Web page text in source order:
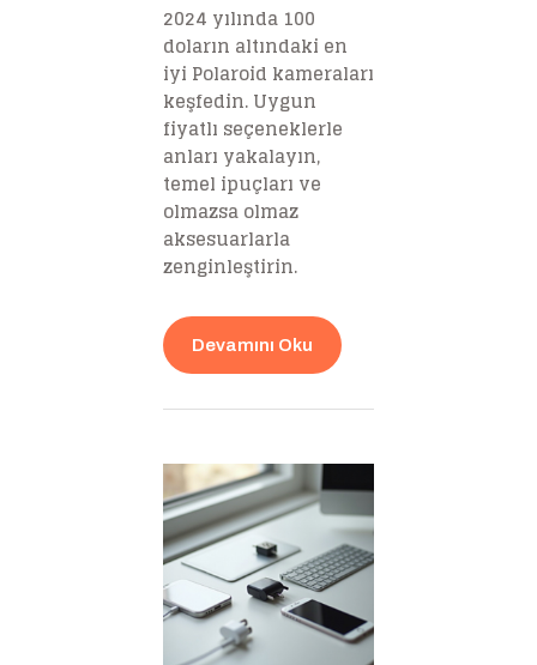
2024 yılında 100
doların altındaki en
iyi Polaroid kameraları
keşfedin. Uygun
fiyatlı seçeneklerle
anları yakalayın,
temel ipuçları ve
olmazsa olmaz
aksesuarlarla
zenginleştirin.
Devamını Oku